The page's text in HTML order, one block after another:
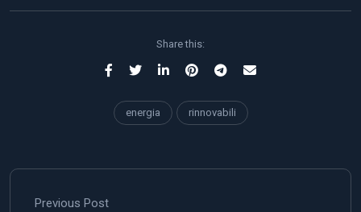
Share this:
energia rinnovabili
Previous Post